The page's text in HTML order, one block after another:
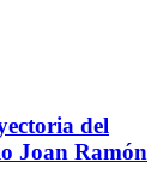
del
Joan Ramón